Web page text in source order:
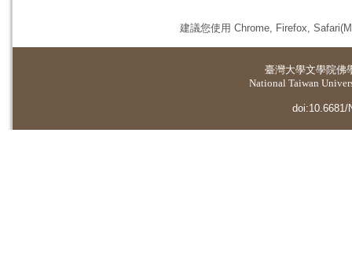
建議您使用 Chrome, Firefox,
臺灣大學文學院佛
National Taiwan
doi:10.6681/